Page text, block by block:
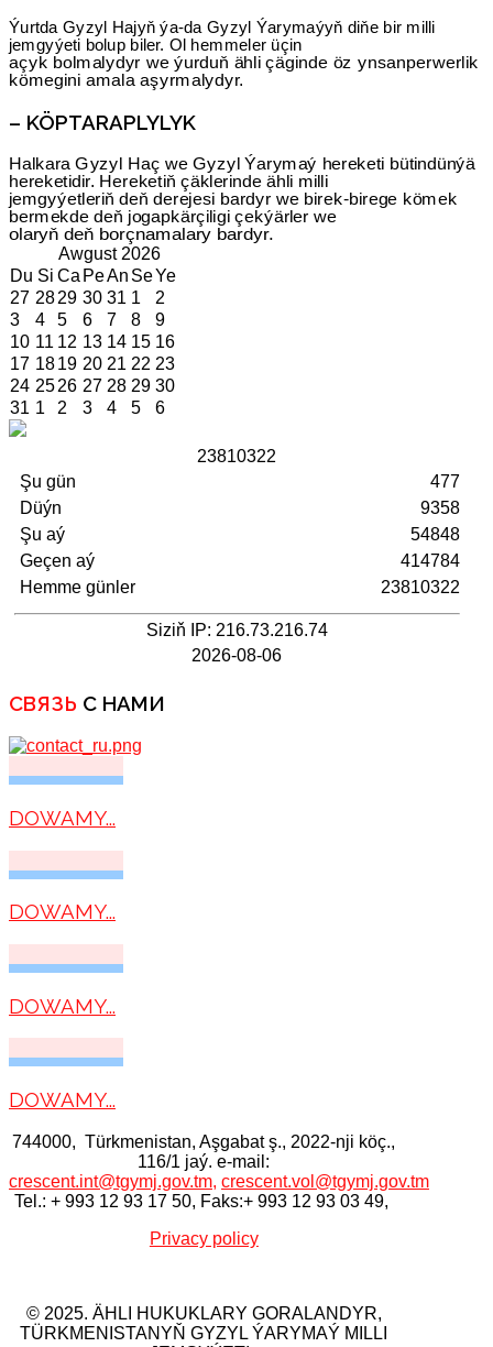
Ýurtda Gyzyl Hajyň ýa-da Gyzyl Ýarymaýyň diňe bir milli
jemgyýeti bolup biler. Ol hemmeler üçin
açyk bolmalydyr we ýurduň ähli çäginde öz ynsanperwerlik
kömegini amala aşyrmalydyr.
– KÖPTARAPLYLYK
Halkara Gyzyl Haç we Gyzyl Ýarymaý hereketi bütindünýä
hereketidir. Hereketiň çäklerinde ähli milli
jemgyýetleriň deň derejesi bardyr we birek-birege kömek
bermekde deň jogapkärçiligi çekýärler we
olaryň deň borçnamalary bardyr.
Awgust 2026
Du Si Ca PeAn SeYe
27 2829 30 31 1
2
3
4 5 6 7 8
9
10 11 12 13 14 15 16
17 1819 20 21 22 23
24 2526 27 28 29 30
31 1 2 3 4 5 6
23810322
Şu gün
Düýn
Şu aý
Geçen aý
Hemme günler
477
9358
54848
414784
23810322
Siziň IP: 216.73.216.74
2026-08-06
СВЯЗЬ С НАМИ
DOWAMY...
DOWAMY...
DOWAMY...
DOWAMY...
744000, Тürkmenistan, Aşgabat ş., 2022-nji köç.,
116/1 jaý. e-mail:
crescent.int@tgymj.gov.tm, crescent.vol@tgymj.gov.tm
Tel.: + 993 12 93 17 50, Faks:+ 993 12 93 03 49,
Privacy policy
© 2025. ÄHLI HUKUKLARY GORALANDYR,
TÜRKMENISTANYŇ GYZYL ÝARYMAÝ MILLI